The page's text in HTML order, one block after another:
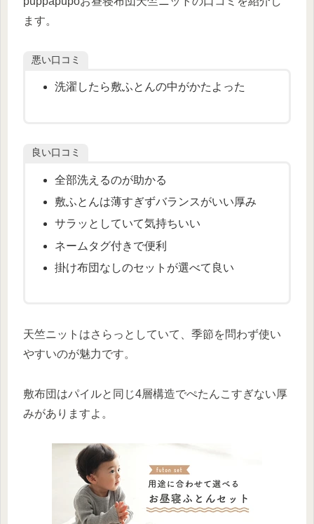
ます。
悪い口コミ
洗濯したら敷ふとんの中がかたよった
良い口コミ
全部洗えるのが助かる
敷ふとんは薄すぎずバランスがいい厚み
サラッとしていて気持ちいい
ネームタグ付きで便利
掛け布団なしのセットが選べて良い
天竺ニットはさらっとしていて、季節を問わず使い
やすいのが魅力です。
敷布団はパイルと同じ4層構造でぺたんこすぎない厚
みがありますよ。